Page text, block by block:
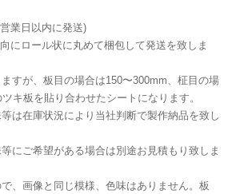
業日以内に発送)
にロール状に丸めて梱包して発送を致しま
すが、板目の場合は150〜300mm、柾目の場
キ板を貼り合わせたシートになります。
は在庫状況により当社判断で製作納品を致し
にご希望がある場合は別途お見積もり致しま
、画像と同じ模様、色味はありません。板